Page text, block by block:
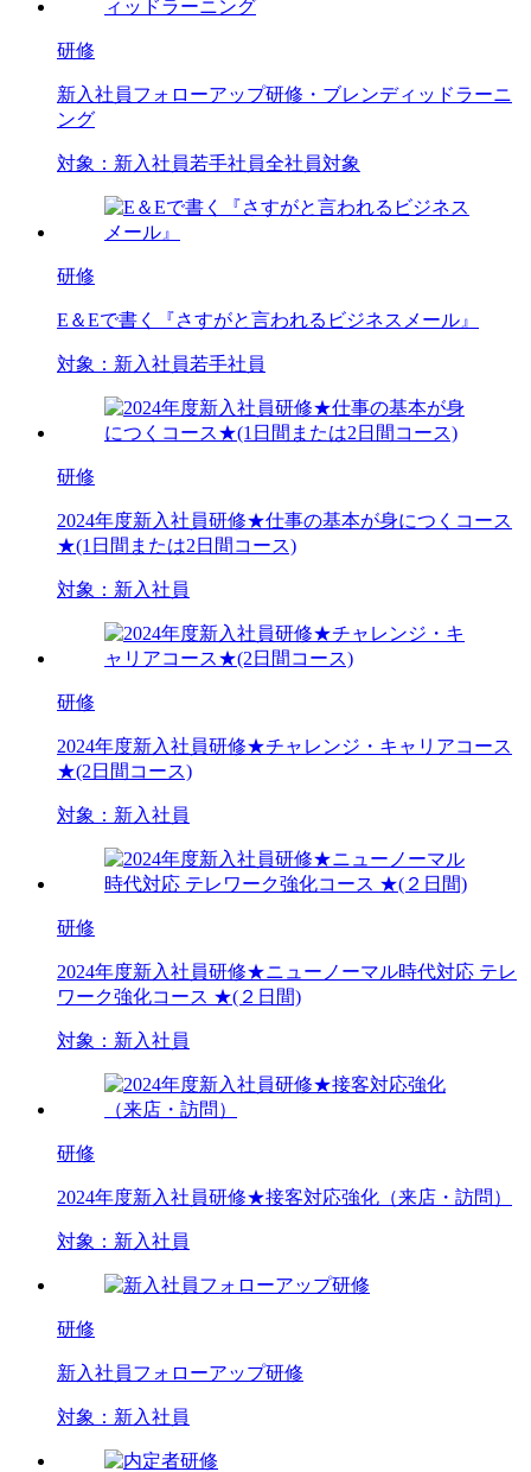
研修
新入社員フォローアップ研修・ブレンディッドラーニ
ング
対象： 新入社員若手社員全社員対象
研修
E＆Eで書く『さすがと言われるビジネスメール』
対象： 新入社員若手社員
研修
2024年度新入社員研修★仕事の基本が身につくコース
★(1日間または2日間コース)
対象： 新入社員
研修
2024年度新入社員研修★チャレンジ・キャリアコース
★(2日間コース)
対象： 新入社員
研修
2024年度新入社員研修★ニューノーマル時代対応 テレ
ワーク強化コース ★(２日間)
対象： 新入社員
研修
2024年度新入社員研修★接客対応強化（来店・訪問）
対象： 新入社員
研修
新入社員フォローアップ研修
対象： 新入社員